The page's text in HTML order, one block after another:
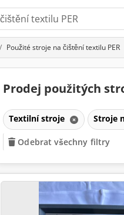
Použité stroje na čištění textilu PER
Prodej použitých
Textilní stroje Stroje
Odebrat všechny filtry